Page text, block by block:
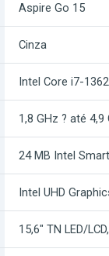
Aspire Go 15
Cinza
Intel Core i7-
1,8 GHz ? até
24 MB Intel
Intel UHD
15,6" TN LED/